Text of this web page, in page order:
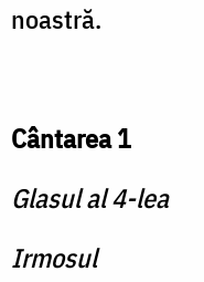
noastră.
Cântarea 1
Glasul al 4-lea
Irmosul